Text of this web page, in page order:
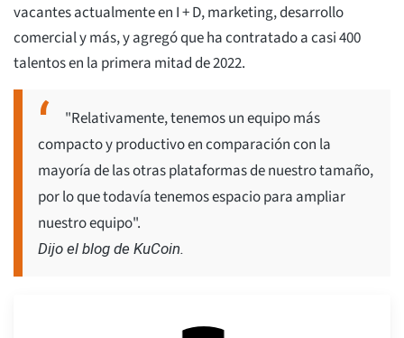
vacantes actualmente en I + D, marketing, desarrollo
comercial y más, y agregó que ha contratado a casi 400
talentos en la primera mitad de 2022.
"Relativamente, tenemos un equipo más
compacto y productivo en comparación con la
mayoría de las otras plataformas de nuestro tamaño,
por lo que todavía tenemos espacio para ampliar
nuestro equipo".
Dijo el blog de KuCoin.